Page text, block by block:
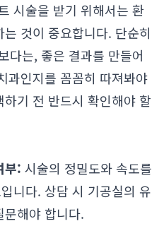
시술을 받기 위해서는 환
것이 중요합니다. 단순히
다는, 좋은 결과를 만들어
과인지를 꼼꼼히 따져봐야
기 전 반드시 확인해야 할
부: 시술의 정밀도와 속도를
니다. 상담 시 기공실의 유
해야 합니다.